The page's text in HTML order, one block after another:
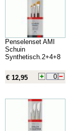
Penselenset AMI
Schuin
Synthetisch.2+4+8
€ 12,95